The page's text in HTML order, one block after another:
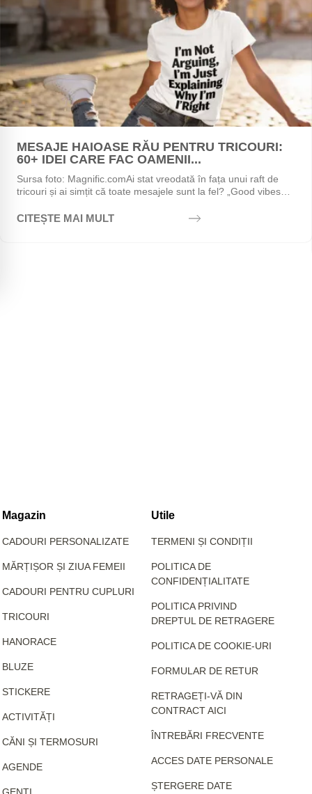
MESAJE HAIOASE RĂU PENTRU TRICOURI:
60+ IDEI CARE FAC OAMENII...
Sursa foto: Magnific.comAi stat vreodată în fața unui raft de
tricouri și ai simțit că toate mesajele sunt la fel? „Good vibes
CITEȘTE MAI MULT
Magazin
CADOURI PERSONALIZATE
MĂRȚIȘOR ȘI ZIUA FEMEII
CADOURI PENTRU CUPLURI
TRICOURI
HANORACE
BLUZE
STICKERE
ACTIVITĂȚI
CĂNI ȘI TERMOSURI
AGENDE
Utile
TERMENI ȘI CONDIȚII
POLITICA DE
CONFIDENȚIALITATE
POLITICA PRIVIND
DREPTUL DE RETRAGERE
POLITICA DE COOKIE-URI
FORMULAR DE RETUR
RETRAGEȚI-VĂ DIN
CONTRACT AICI
ÎNTREBĂRI FRECVENTE
ACCES DATE PERSONALE
ȘTERGERE DATE